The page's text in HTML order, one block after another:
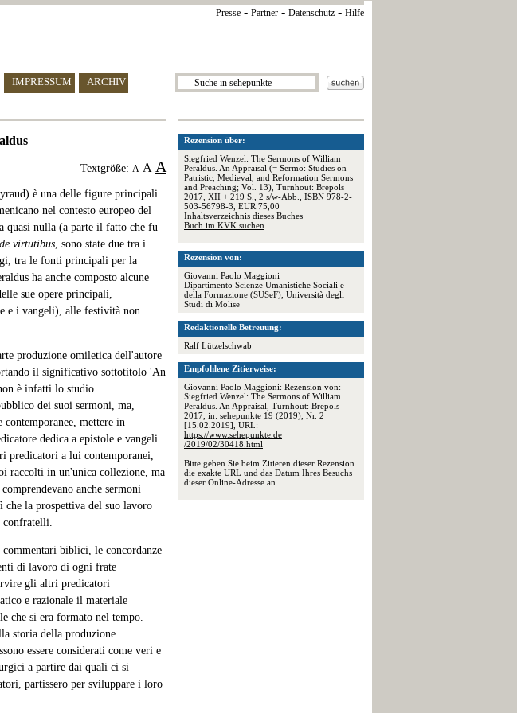
Presse - Partner - Datenschutz - Hilfe
IMPRESSUM ARCHIV
Rezension über:
Siegfried Wenzel: The Sermons of William
Peraldus. An Appraisal (= Sermo: Studies on
Patristic, Medieval, and Reformation Sermons
and Preaching; Vol. 13), Turnhout: Brepols
2017, XII + 219 S., 2 s/w-Abb., ISBN 978-2-
503-56798-3, EUR 75,00
Inhaltsverzeichnis dieses Buches
Buch im KVK suchen
Rezension von:
Giovanni Paolo Maggioni
Dipartimento Scienze Umanistiche Sociali e
della Formazione (SUSeF), Università degli
Studi di Molise
Redaktionelle Betreuung:
Ralf Lützelschwab
Empfohlene Zitierweise:
Giovanni Paolo Maggioni: Rezension von:
Siegfried Wenzel: The Sermons of William
Peraldus. An Appraisal, Turnhout: Brepols
2017, in: sehepunkte 19 (2019), Nr. 2
[15.02.2019], URL:
https://www.sehepunkte.de
/2019/02/30418.html
Bitte geben Sie beim Zitieren dieser Rezension
die exakte URL und das Datum Ihres Besuchs
dieser Online-Adresse an.
Textgröße: A A A
è una delle figure principali
nel contesto europeo del
quasi nulla (a parte il fatto che fu
virtutibus, sono state due tra i
tra le fonti principali per la
ha anche composto alcune
sue opere principali,
e i vangeli), alle festività non
produzione omiletica dell'autore
il significativo sottotitolo 'An
è infatti lo studio
dei suoi sermoni, ma,
contemporanee, mettere in
dedica a epistole e vangeli
predicatori a lui contemporanei,
raccolti in un'unica collezione, ma
anche sermoni
la prospettiva del suo lavoro
confratelli.
biblici, le concordanze
di lavoro di ogni frate
gli altri predicatori
e razionale il materiale
che si era formato nel tempo.
storia della produzione
essere considerati come veri e
a partire dai quali ci si
partissero per sviluppare i loro